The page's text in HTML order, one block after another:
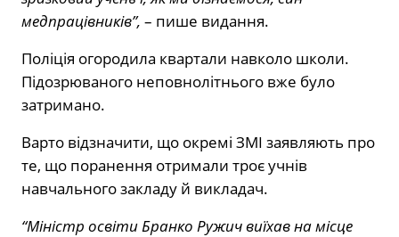
медпрацівників”, – пише видання.
Поліція огородила квартали навколо школи.
Підозрюваного неповнолітнього вже було
затримано.
Варто відзначити, що окремі ЗМІ заявляють про
те, що поранення отримали троє учнів
навчального закладу й викладач.
“Міністр освіти Бранко Ружич виїхав на місце